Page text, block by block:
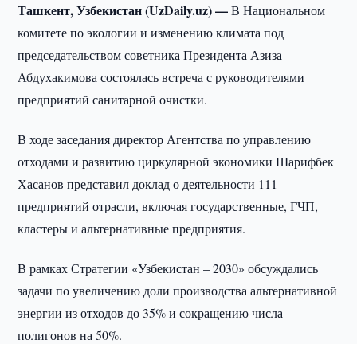
Ташкент, Узбекистан (UzDaily.uz) —В Национальном
комитете по экологии и изменению климата под
председательством советника Президента Азиза
Абдухакимова состоялась встреча с руководителями
предприятий санитарной очистки.
В ходе заседания директор Агентства по управлению
отходами и развитию циркулярной экономики Шарифбек
Хасанов представил доклад о деятельности 111
предприятий отрасли, включая государственные, ГЧП,
кластеры и альтернативные предприятия.
В рамках Стратегии «Узбекистан – 2030» обсуждались
задачи по увеличению доли производства альтернативной
энергии из отходов до 35% и сокращению числа
полигонов на 50%.